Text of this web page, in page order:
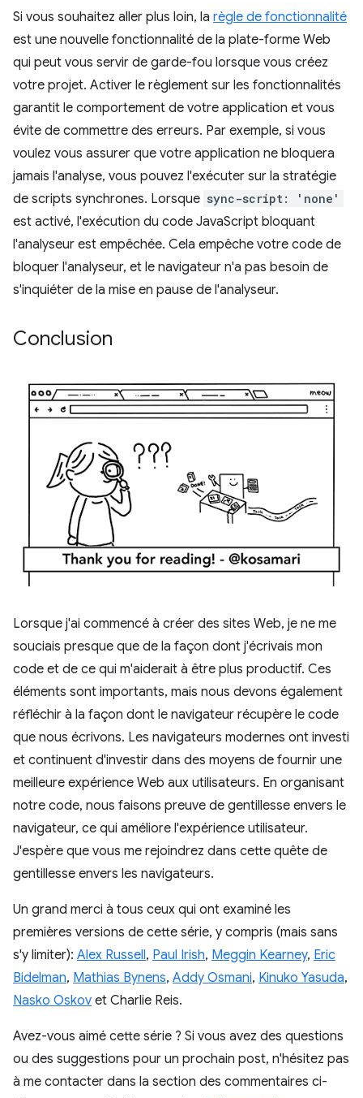
Si vous souhaitez aller plus loin, la règle de fonctionnalité
est une nouvelle fonctionnalité de la plate-forme Web
qui peut vous servir de garde-fou lorsque vous créez
votre projet. Activer le règlement sur les fonctionnalités
garantit le comportement de votre application et vous
évite de commettre des erreurs. Par exemple, si vous
voulez vous assurer que votre application ne bloquera
jamais l'analyse, vous pouvez l'exécuter sur la stratégie
de scripts synchrones. Lorsque sync-script: 'none'
est activé, l'exécution du code JavaScript bloquant
l'analyseur est empêchée. Cela empêche votre code de
bloquer l'analyseur, et le navigateur n'a pas besoin de
s'inquiéter de la mise en pause de l'analyseur.
Conclusion
Lorsque j'ai commencé à créer des sites Web, je ne me
souciais presque que de la façon dont j'écrivais mon
code et de ce qui m'aiderait à être plus productif. Ces
éléments sont importants, mais nous devons également
réfléchir à la façon dont le navigateur récupère le code
que nous écrivons. Les navigateurs modernes ont investi
et continuent d'investir dans des moyens de fournir une
meilleure expérience Web aux utilisateurs. En organisant
notre code, nous faisons preuve de gentillesse envers le
navigateur, ce qui améliore l'expérience utilisateur.
J'espère que vous me rejoindrez dans cette quête de
gentillesse envers les navigateurs.
Un grand merci à tous ceux qui ont examiné les
premières versions de cette série, y compris (mais sans
s'y limiter): Alex Russell, Paul Irish, Meggin Kearney, Eric
Bidelman, Mathias Bynens, Addy Osmani, Kinuko Yasuda,
Nasko Oskov et Charlie Reis.
Avez-vous aimé cette série ? Si vous avez des questions
ou des suggestions pour un prochain post, n'hésitez pas
à me contacter dans la section des commentaires ci-